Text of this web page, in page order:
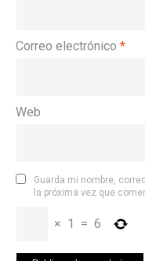
Correo electrónico *
Web
Guarda mi nombre,
la próxima vez que
× 1 = 6